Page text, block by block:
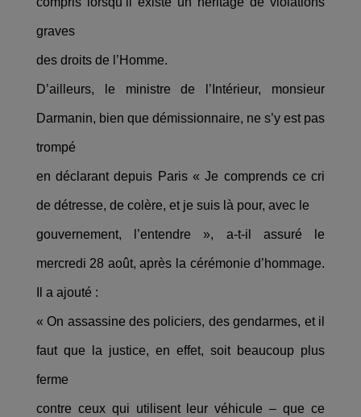
graves
des droits de l’Homme.
D’ailleurs, le ministre de l’Intérieur, monsieur
Darmanin, bien que démissionnaire, ne s’y est pas
trompé
en déclarant depuis Paris « Je comprends ce cri
de détresse, de colère, et je suis là pour, avec le
gouvernement, l’entendre », a-t-il assuré le
mercredi 28 août, après la cérémonie d’hommage.
Il a ajouté :
« On assassine des policiers, des gendarmes, et il
faut que la justice, en effet, soit beaucoup plus
ferme
contre ceux qui utilisent leur véhicule – que ce